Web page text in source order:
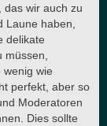
das wir auch zu
Laune haben,
delikate
wie
perfekt, aber so
Moderatoren
Dies sollte